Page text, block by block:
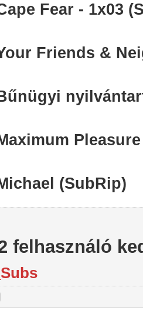
Fear - 1x03
Friends &
(SubRip)
felhasználó